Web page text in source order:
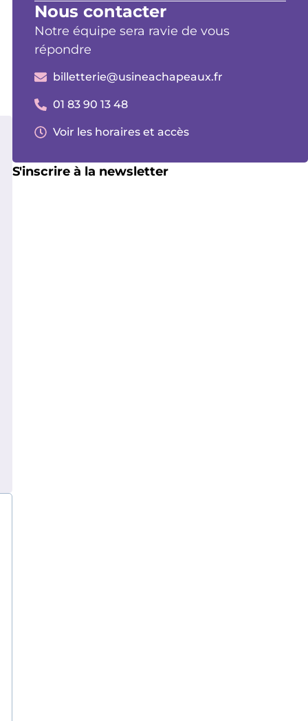
Nous contacter
Notre équipe sera ravie de vous
répondre
billetterie@usineachapeaux.fr
01 83 90 13 48
Voir les horaires et accès
S'inscrire à la newsletter